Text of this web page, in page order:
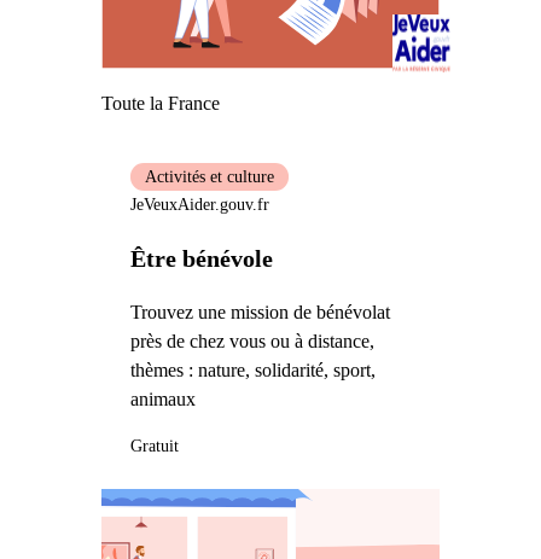
Toute la France
Être bénévole
Trouvez une mission de bénévolat
près de chez vous ou à distance,
thèmes : nature, solidarité, sport,
animaux
Activités et culture
JeVeuxAider.gouv.fr
Gratuit